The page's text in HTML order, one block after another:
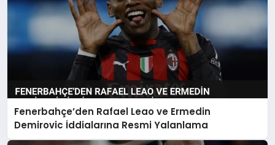
Fenerbahçe’den Rafael Leao ve Ermedin
Demirovic İddialarına Resmi Yalanlama